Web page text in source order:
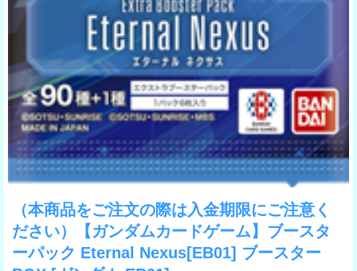
（本商品をご注文の際は入金期限にご注意く
ださい）【ガンダムカードゲーム】ブースタ
ーパック Eternal Nexus[EB01] ブースター